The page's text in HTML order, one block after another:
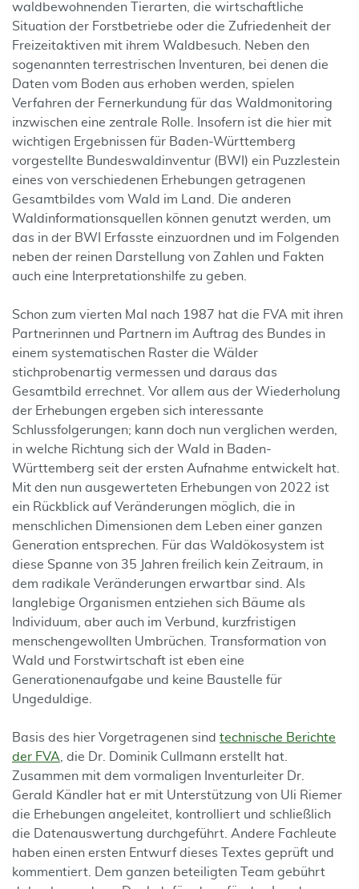
waldbewohnenden Tierarten, die wirtschaftliche
Situation der Forstbetriebe oder die Zufriedenheit der
Freizeitaktiven mit ihrem Waldbesuch. Neben den
sogenannten terrestrischen Inventuren, bei denen die
Daten vom Boden aus erhoben werden, spielen
Verfahren der Fernerkundung für das Waldmonitoring
inzwischen eine zentrale Rolle. Insofern ist die hier mit
wichtigen Ergebnissen für Baden-Württemberg
vorgestellte Bundeswaldinventur (BWI) ein Puzzlestein
eines von verschiedenen Erhebungen getragenen
Gesamtbildes vom Wald im Land. Die anderen
Waldinformationsquellen können genutzt werden, um
das in der BWI Erfasste einzuordnen und im Folgenden
neben der reinen Darstellung von Zahlen und Fakten
auch eine Interpretationshilfe zu geben.
Schon zum vierten Mal nach 1987 hat die FVA mit ihren
Partnerinnen und Partnern im Auftrag des Bundes in
einem systematischen Raster die Wälder
stichprobenartig vermessen und daraus das
Gesamtbild errechnet. Vor allem aus der Wiederholung
der Erhebungen ergeben sich interessante
Schlussfolgerungen; kann doch nun verglichen werden,
in welche Richtung sich der Wald in Baden-
Württemberg seit der ersten Aufnahme entwickelt hat.
Mit den nun ausgewerteten Erhebungen von 2022 ist
ein Rückblick auf Veränderungen möglich, die in
menschlichen Dimensionen dem Leben einer ganzen
Generation entsprechen. Für das Waldökosystem ist
diese Spanne von 35 Jahren freilich kein Zeitraum, in
dem radikale Veränderungen erwartbar sind. Als
langlebige Organismen entziehen sich Bäume als
Individuum, aber auch im Verbund, kurzfristigen
menschengewollten Umbrüchen. Transformation von
Wald und Forstwirtschaft ist eben eine
Generationenaufgabe und keine Baustelle für
Ungeduldige.
Basis des hier Vorgetragenen sind technische Berichte
der FVA , die Dr. Dominik Cullmann erstellt hat.
Zusammen mit dem vormaligen Inventurleiter Dr.
Gerald Kändler hat er mit Unterstützung von Uli Riemer
die Erhebungen angeleitet, kontrolliert und schließlich
die Datenauswertung durchgeführt. Andere Fachleute
haben einen ersten Entwurf dieses Textes geprüft und
kommentiert. Dem ganzen beteiligten Team gebührt